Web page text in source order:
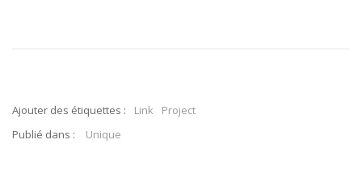
Ajouter des étiquettes : Link
Project
Publié dans :
Unique